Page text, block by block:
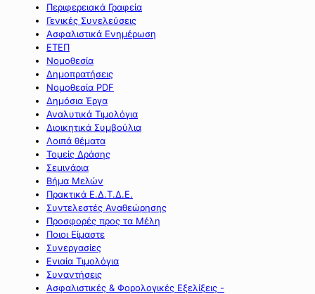
Περιφερειακά Γραφεία
Γενικές Συνελεύσεις
Ασφαλιστικά Ενημέρωση
ΕΤΕΠ
Νομοθεσία
Δημοπρατήσεις
Νομοθεσία PDF
Δημόσια Έργα
Αναλυτικά Τιμολόγια
Διοικητικά Συμβούλια
Λοιπά θέματα
Τομείς Δράσης
Σεμινάρια
Βήμα Μελών
Πρακτικά Ε.Δ.Τ.Δ.Ε.
Συντελεστές Αναθεώρησης
Προσφορές προς τα Μέλη
Ποιοι Είμαστε
Συνεργασίες
Ενιαία Τιμολόγια
Συναντήσεις
Ασφαλιστικές & Φορολογικές Εξελίξεις -